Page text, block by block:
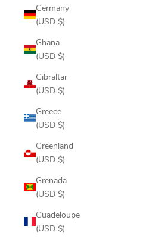
Germany
(USD $)
Ghana
(USD $)
Gibraltar
(USD $)
Greece
(USD $)
Greenland
(USD $)
Grenada
(USD $)
Guadeloupe
(USD $)